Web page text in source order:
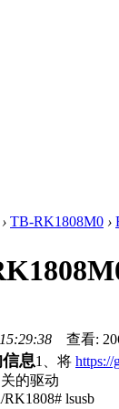
› TB-RK1808M0 ›
查看:
息1、将 https://
的驱动
RK1808# lsusb